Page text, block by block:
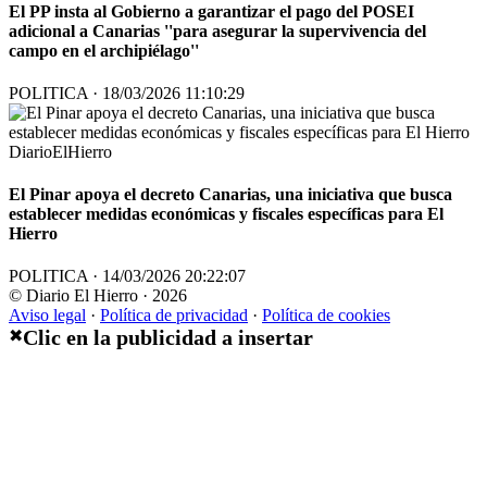
El PP insta al Gobierno a garantizar el pago del POSEI
adicional a Canarias ''para asegurar la supervivencia del
campo en el archipiélago''
POLITICA · 18/03/2026 11:10:29
DiarioElHierro
El Pinar apoya el decreto Canarias, una iniciativa que busca
establecer medidas económicas y fiscales específicas para El
Hierro
POLITICA · 14/03/2026 20:22:07
© Diario El Hierro · 2026
Aviso legal · Política de privacidad · Política de cookies
✖Clic en la publicidad a insertar